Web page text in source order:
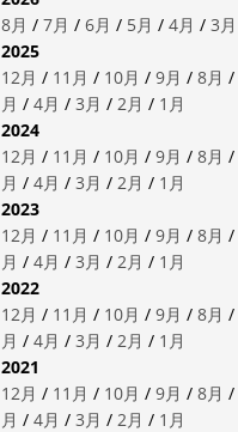
8月 / 7月 / 6月 / 5月 / 4月 / 3月
2025
12月 / 11月 / 10月 / 9月 / 8月 /
月 / 4月 / 3月 / 2月 / 1月
2024
12月 / 11月 / 10月 / 9月 / 8月 /
月 / 4月 / 3月 / 2月 / 1月
2023
12月 / 11月 / 10月 / 9月 / 8月 /
月 / 4月 / 3月 / 2月 / 1月
2022
12月 / 11月 / 10月 / 9月 / 8月 /
月 / 4月 / 3月 / 2月 / 1月
2021
12月 / 11月 / 10月 / 9月 / 8月 /
月 / 4月 / 3月 / 2月 / 1月